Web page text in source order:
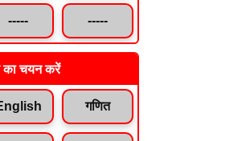
----- -----
का चयन करें
गणित